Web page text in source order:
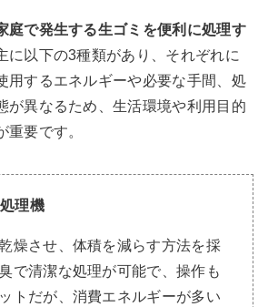
庭で発生する生ゴミを便利に処理す
に以下の3種類があり、それぞれに
用するエネルギーや必要な手間、処
が異なるため、生活環境や利用目的
重要です。
理機
燥させ、体積を減らす方法を採
で清潔な処理が可能で、操作も
トだが、消費エネルギーが多い